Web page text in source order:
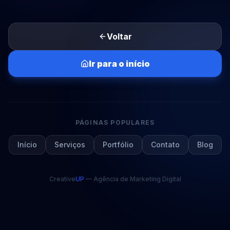
Voltar
Ir para o início
PÁGINAS POPULARES
Início Serviços Portfólio Contato Blog
CreativeUP — Agência de Marketing Digital